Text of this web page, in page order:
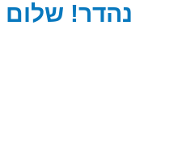
נהדר! שלום